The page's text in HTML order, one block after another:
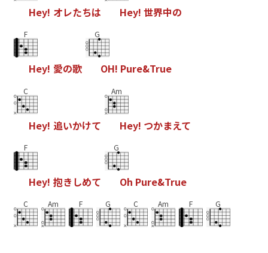
Hey! オレたちは Hey! 世界中の
F
Hey! 愛の歌
G
OH! Pure&True
C
Hey! 追いかけて
Am
Hey! つかまえて
F
Hey! 抱き しめて
G
Oh Pure&True
C Am F G C Am F G